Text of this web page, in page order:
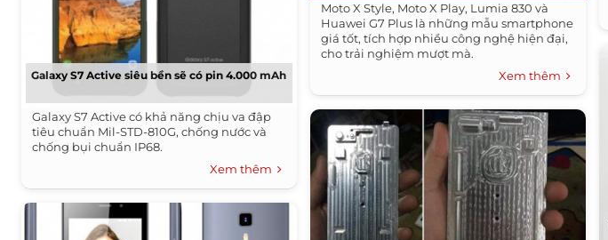
Galaxy S7 Active siêu bền sẽ có pin 4.000 mAh
Galaxy S7 Active có khả năng chịu va đập
tiêu chuẩn Mil-STD-810G, chống nước và
chống bụi chuẩn IP68.
Xem thêm
Moto X Style, Moto X Play, Lumia 830 và
Huawei G7 Plus là những mẫu smartphone
giá tốt, tích hợp nhiều công nghệ hiện đại,
cho trải nghiệm mượt mà.
Xem thêm